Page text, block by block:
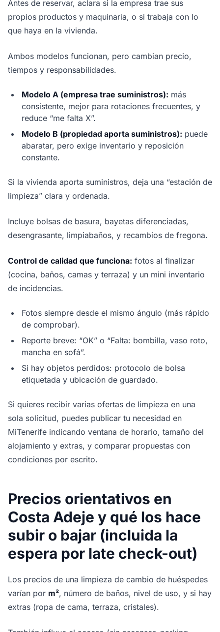
Antes de reservar, aclara si la empresa trae sus
propios productos y maquinaria, o si trabaja con lo
que haya en la vivienda.
Ambos modelos funcionan, pero cambian precio,
tiempos y responsabilidades.
Modelo A (empresa trae suministros): más
consistente, mejor para rotaciones frecuentes, y
reduce “me falta X”.
Modelo B (propiedad aporta suministros): puede
abaratar, pero exige inventario y reposición
constante.
Si la vivienda aporta suministros, deja una “estación de
limpieza” clara y ordenada.
Incluye bolsas de basura, bayetas diferenciadas,
desengrasante, limpiabaños, y recambios de fregona.
Control de calidad que funciona: fotos al finalizar
(cocina, baños, camas y terraza) y un mini inventario
de incidencias.
Fotos siempre desde el mismo ángulo (más rápido
de comprobar).
Reporte breve: “OK” o “Falta: bombilla, vaso roto,
mancha en sofá”.
Si hay objetos perdidos: protocolo de bolsa
etiquetada y ubicación de guardado.
Si quieres recibir varias ofertas de limpieza en una
sola solicitud, puedes publicar tu necesidad en
MiTenerife indicando ventana de horario, tamaño del
alojamiento y extras, y comparar propuestas con
condiciones por escrito.
Precios orientativos en
Costa Adeje y qué los hace
subir o bajar (incluida la
espera por late check-out)
Los precios de una limpieza de cambio de huéspedes
varían por m², número de baños, nivel de uso, y si hay
extras (ropa de cama, terraza, cristales).